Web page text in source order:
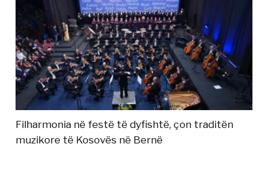
Filharmonia në festë të dyfishtë, çon traditën
muzikore të Kosovës në Bernë